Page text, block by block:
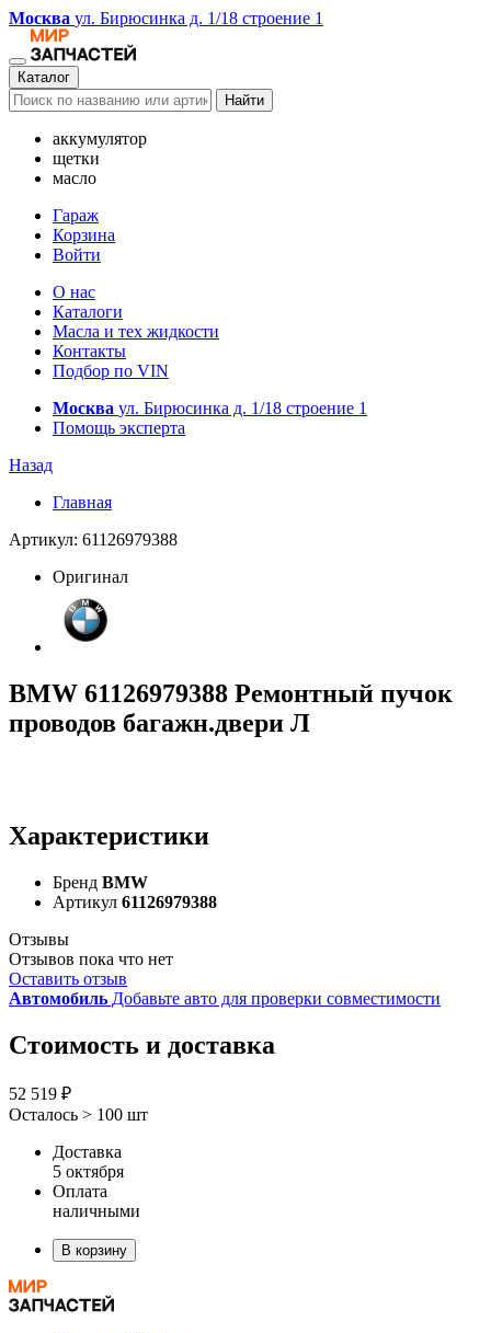
Москва ул. Бирюсинка д. 1/18 строение 1
Каталог
Найти
аккумулятор
щетки
масло
Гараж
Корзина
Войти
О нас
Каталоги
Масла и тех жидкости
Контакты
Подбор по VIN
Москва ул. Бирюсинка д. 1/18 строение 1
Помощь эксперта
Назад
Главная
Артикул: 61126979388
Оригинал
BMW 61126979388 Ремонтный пучок
проводов багажн.двери Л
Характеристики
Бренд BMW
Артикул 61126979388
Отзывы
Отзывов пока что нет
Оставить отзыв
Автомобиль Добавьте авто для проверки совместимости
Стоимость и доставка
52 519 ₽
Осталось > 100 шт
Доставка
5 октября
Оплата
наличными
В корзину